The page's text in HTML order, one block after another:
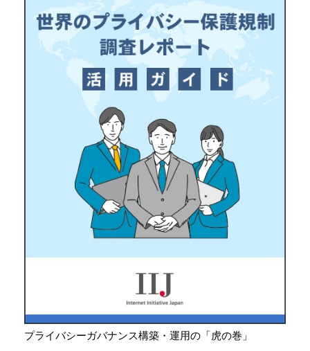
プライバシーガバナンス構築・運用の「虎の巻」